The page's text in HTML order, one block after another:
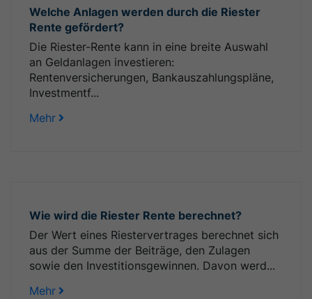
Welche Anlagen werden durch die Riester
Rente gefördert?
Die Riester-Rente kann in eine breite Auswahl
an Geldanlagen investieren:
Rentenversicherungen, Bankauszahlungspläne,
Investmentf...
Mehr
Wie wird die Riester Rente berechnet?
Der Wert eines Riestervertrages berechnet sich
aus der Summe der Beiträge, den Zulagen
sowie den Investitionsgewinnen. Davon werd...
Mehr